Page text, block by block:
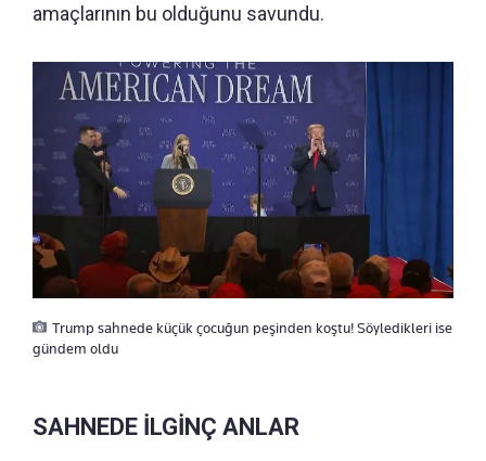
amaçlarının bu olduğunu savundu.
Trump sahnede küçük çocuğun peşinden koştu! Söyledikleri ise
gündem oldu
SAHNEDE İLGİNÇ ANLAR